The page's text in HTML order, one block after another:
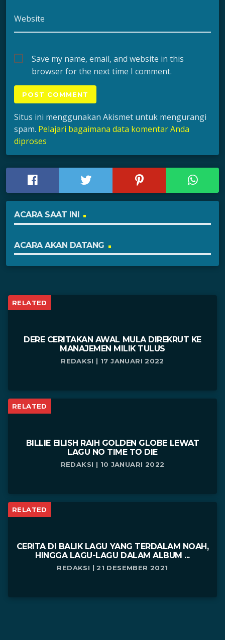
Website
Save my name, email, and website in this
browser for the next time I comment.
Situs ini menggunakan Akismet untuk mengurangi
spam. Pelajari bagaimana data komentar Anda
diproses
ACARA SAAT INI
ACARA AKAN DATANG
RELATED
DERE CERITAKAN AWAL MULA DIREKRUT KE
MANAJEMEN MILIK TULUS
REDAKSI | 17 JANUARI 2022
RELATED
BILLIE EILISH RAIH GOLDEN GLOBE LEWAT
LAGU NO TIME TO DIE
REDAKSI | 10 JANUARI 2022
RELATED
CERITA DI BALIK LAGU YANG TERDALAM NOAH,
HINGGA LAGU-LAGU DALAM ALBUM ...
REDAKSI | 21 DESEMBER 2021